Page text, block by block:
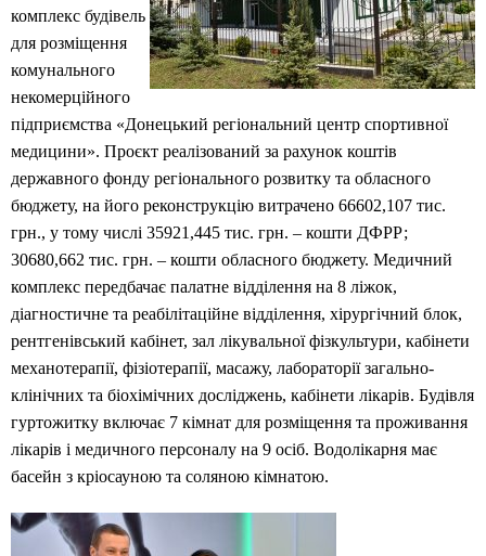
комплекс будівель
для розміщення
комунального
некомерційного
підприємства «Донецький регіональний центр спортивної
медицини». Проєкт реалізований за рахунок коштів
державного фонду регіонального розвитку та обласного
бюджету, на його реконструкцію витрачено 66602,107 тис.
грн., у тому числі 35921,445 тис. грн. – кошти ДФРР;
30680,662 тис. грн. – кошти обласного бюджету. Медичний
комплекс передбачає палатне відділення на 8 ліжок,
діагностичне та реабілітаційне відділення, хірургічний блок,
рентгенівський кабінет, зал лікувальної фізкультури, кабінети
механотерапії, фізіотерапії, масажу, лабораторії загально-
клінічних та біохімічних досліджень, кабінети лікарів. Будівля
гуртожитку включає 7 кімнат для розміщення та проживання
лікарів і медичного персоналу на 9 осіб. Водолікарня має
басейн з кріосауною та соляною кімнатою.